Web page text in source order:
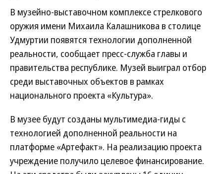
В музейно-выставочном комплексе стрелкового
оружия имени Михаила Калашникова в столице
Удмуртии появятся технологии дополненной
реальности, сообщает пресс-служба главы и
правительства республике. Музей выиграл отбор
среди выставочных объектов в рамках
национального проекта «Культура».
В музее будут созданы мультимедиа-гиды с
технологией дополненной реальности на
платформе «Артефакт». На реализацию проекта
учреждение получило целевое финансирование.